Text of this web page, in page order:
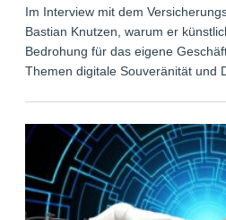
Im Interview mit dem
Bastian Knutzen, warum er
Bedrohung für das eigene
Themen digitale Souveränität und